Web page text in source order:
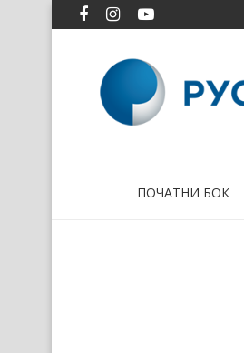
ПОЧАТНИ БОК